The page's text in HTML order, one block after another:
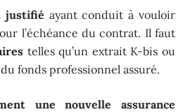
justifié ayant conduit à vouloir
l’échéance du contrat. Il faut
telles qu’un extrait K-bis ou
fonds professionnel assuré.
une nouvelle assurance